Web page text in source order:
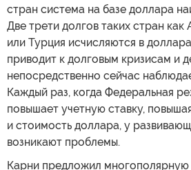
стран система на базе доллара
Две трети долгов таких стран как
или Турция исчисляются в
приводит к долговым кризисам и
непосредственно сейчас
Каждый раз, когда Федеральная
повышает учетную ставку,
и стоимость доллара, у
возникают проблемы.
Карни предложил